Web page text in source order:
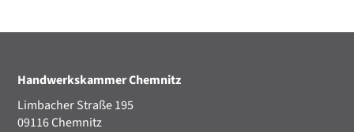
Handwerkskammer Chemnitz
Limbacher Straße 195
09116 Chemnitz